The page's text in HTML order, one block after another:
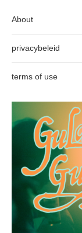
About
privacybeleid
terms of use